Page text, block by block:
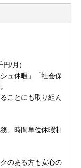
/月）
ュ休暇」「社会保
ことにも取り組ん
、時間単位休暇制
のある方も安心の